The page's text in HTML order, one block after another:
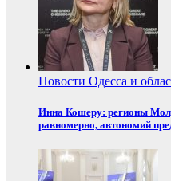
Новости Одесса и
Инна Кошеру: регионы
равномерно, автономий